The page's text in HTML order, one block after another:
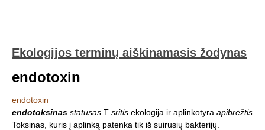
Ekologijos terminų aiškinamasis žodynas
endotoxin
endotoxin
endotoksinas statusas T sritis ekologija ir aplinkotyra apibrėžtis
Toksinas, kuris į aplinką patenka tik iš suirusių bakterijų.